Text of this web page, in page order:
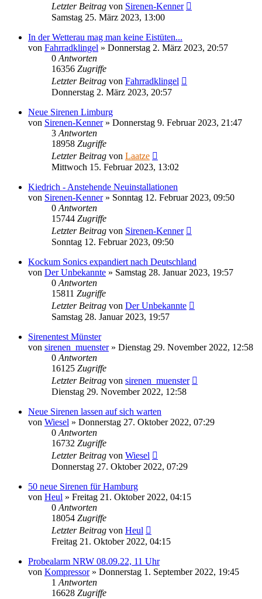
Letzter Beitrag von Sirenen-Kenner
Samstag 25. März 2023, 13:00
In der Wetterau mag man keine Eistüten...
von Fahrradklingel » Donnerstag 2. März 2023, 20:57
0 Antworten
16356 Zugriffe
Letzter Beitrag von Fahrradklingel
Donnerstag 2. März 2023, 20:57
Neue Sirenen Limburg
von Sirenen-Kenner» Donnerstag 9. Februar 2023, 21:47
3 Antworten
18958 Zugriffe
Letzter Beitrag von Laatze
Mittwoch 15. Februar 2023, 13:02
Kiedrich - Anstehende Neuinstallationen
von Sirenen-Kenner» Sonntag 12. Februar 2023, 09:50
0 Antworten
15744 Zugriffe
Letzter Beitrag von Sirenen-Kenner
Sonntag 12. Februar 2023, 09:50
Kockum Sonics expandiert nach Deutschland
von Der Unbekannte » Samstag 28. Januar 2023, 19:57
0 Antworten
15811 Zugriffe
Letzter Beitrag von Der Unbekannte
Samstag 28. Januar 2023, 19:57
Sirenentest Münster
von sirenen_muenster» Dienstag 29. November 2022, 12:58
0 Antworten
16125 Zugriffe
Letzter Beitrag von sirenen_muenster
Dienstag 29. November 2022, 12:58
Neue Sirenen lassen auf sich warten
von Wiesel » Donnerstag 27. Oktober 2022, 07:29
0 Antworten
16732 Zugriffe
Letzter Beitrag von Wiesel
Donnerstag 27. Oktober 2022, 07:29
50 neue Sirenen für Hamburg
von Heul » Freitag 21. Oktober 2022, 04:15
0 Antworten
18054 Zugriffe
Letzter Beitrag von Heul
Freitag 21. Oktober 2022, 04:15
Probealarm NRW 08.09.22, 11 Uhr
von Kompressor» Donnerstag 1. September 2022, 19:45
1 Antworten
16628 Zugriffe